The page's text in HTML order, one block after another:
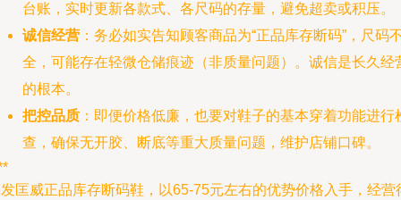
台账，实时更新各款式、各尺码的存量，避免超卖或积压。
诚信经营 ：务必如实告知顾客商品为“正品库存断码”，尺码
全，可能存在轻微仓储痕迹（非质量问题）。诚信是长久经
的根本。
把控品质 ：即便价格低廉，也要对鞋子的基本穿着功能进行
查，确保无开胶、断底等重大质量问题，维护店铺口碑。
匡威正品库存断码鞋，以65-75元左右的优势价格入手，经营